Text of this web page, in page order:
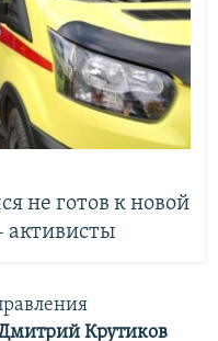
не готов к новой
активисты
Крутиков